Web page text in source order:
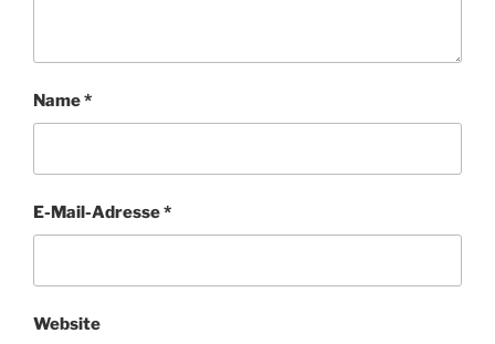
Name*
E-Mail-Adresse*
Website